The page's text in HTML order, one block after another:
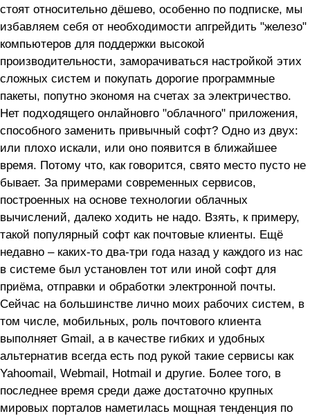
стоят относительно дёшево, особенно по подписке, мы
избавляем себя от необходимости апгрейдить "железо"
компьютеров для поддержки высокой
производительности, заморачиваться настройкой этих
сложных систем и покупать дорогие программные
пакеты, попутно экономя на счетах за электричество.
Нет подходящего онлайновго "облачного" приложения,
способного заменить привычный софт? Одно из двух:
или плохо искали, или оно появится в ближайшее
время. Потому что, как говорится, свято место пусто не
бывает. За примерами современных сервисов,
построенных на основе технологии облачных
вычислений, далеко ходить не надо. Взять, к примеру,
такой популярный софт как почтовые клиенты. Ещё
недавно – каких-то два-три года назад у каждого из нас
в системе был установлен тот или иной софт для
приёма, отправки и обработки электронной почты.
Сейчас на большинстве лично моих рабочих систем, в
том числе, мобильных, роль почтового клиента
выполняет Gmail, а в качестве гибких и удобных
альтернатив всегда есть под рукой такие сервисы как
Yahoomail, Webmail, Hotmail и другие. Более того, в
последнее время среди даже достаточно крупных
мировых порталов наметилась мощная тенденция по